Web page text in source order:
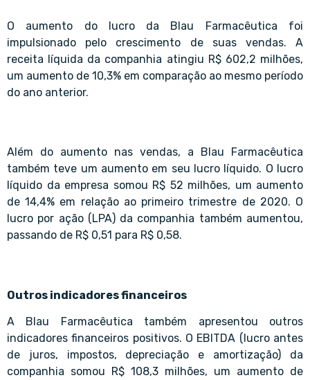
O aumento do lucro da Blau Farmacêutica foi
impulsionado pelo crescimento de suas vendas. A
receita líquida da companhia atingiu R$ 602,2 milhões,
um aumento de 10,3% em comparação ao mesmo período
do ano anterior.
Além do aumento nas vendas, a Blau Farmacêutica
também teve um aumento em seu lucro líquido. O lucro
líquido da empresa somou R$ 52 milhões, um aumento
de 14,4% em relação ao primeiro trimestre de 2020. O
lucro por ação (LPA) da companhia também aumentou,
passando de R$ 0,51 para R$ 0,58.
Outros indicadores financeiros
A Blau Farmacêutica também apresentou outros
indicadores financeiros positivos. O EBITDA (lucro antes
de juros, impostos, depreciação e amortização) da
companhia somou R$ 108,3 milhões, um aumento de